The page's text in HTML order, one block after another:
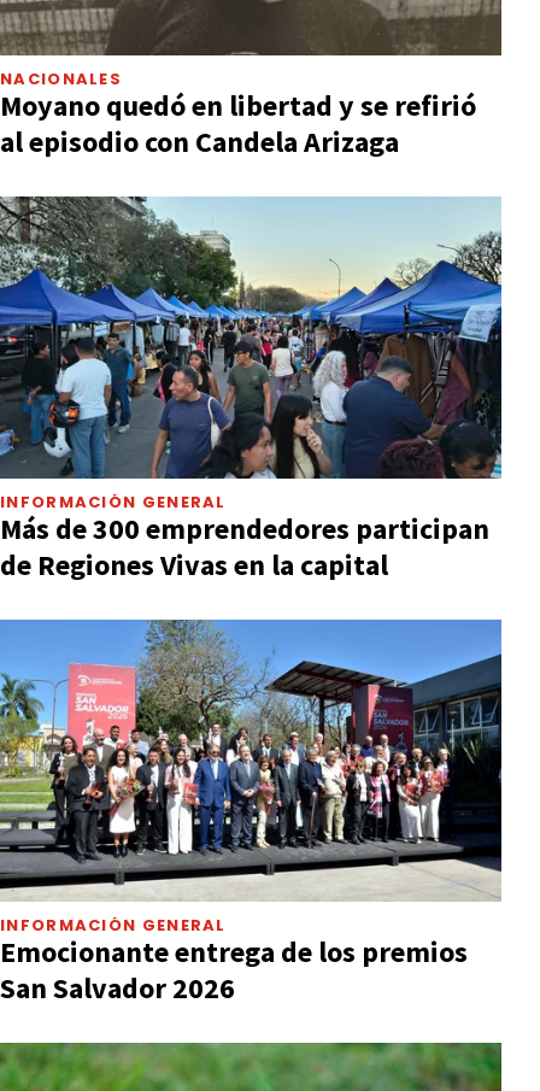
NACIONALES
Moyano quedó en libertad y se refirió
al episodio con Candela Arizaga
INFORMACIÓN GENERAL
Más de 300 emprendedores participan
de Regiones Vivas en la capital
INFORMACIÓN GENERAL
Emocionante entrega de los premios
San Salvador 2026